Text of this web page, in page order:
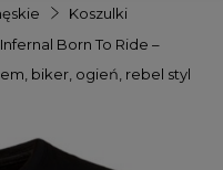
Koszulki
Born To Ride –
biker, ogień, rebel styl